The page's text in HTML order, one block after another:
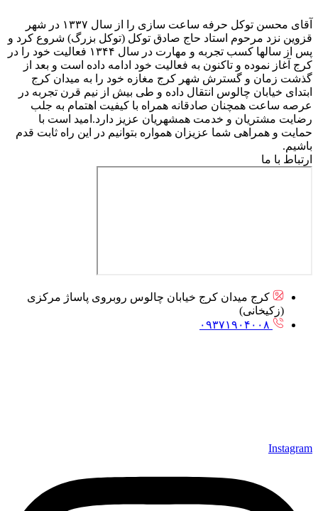
آقای محسن توکل حرفه ساعت سازی را از سال ۱۳۳۷ در شهر
قزوین نزد مرحوم استاد حاج صادق توکل (توکل بزرگ) شروع کرد و
پس از سالها کسب تجربه و مهارت در سال ۱۳۴۴ فعالیت خود را در
کرج آغاز نموده و تاکنون به فعالیت خود ادامه داده است و بعد از
گذشت زمان و گسترش شهر کرج مغازه خود را به میدان کرج
ابتدای خیابان چالوس انتقال داده و طی بیش از نیم قرن تجربه در
عرصه ساعت همچنان صادقانه همراه با کیفیت اهتمام به جلب
رضایت مشتریان و خدمت همشهریان عزیز دارد.امید است با
حمایت و همراهی شما عزیزان همواره بتوانیم در این راه ثابت قدم
باشیم.
ارتباط با ما
کرج میدان کرج خیابان چالوس روبروی پاساژ مرکزی
(زکیخانی)
۰۹۳۷۱۹۰۴۰۰۸
Instagram